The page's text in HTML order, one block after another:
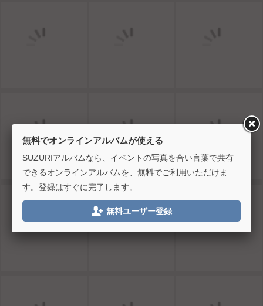
無料でオンラインアルバムが使える
SUZURIアルバムなら、イベントの写真を合い言葉で共有
できるオンラインアルバムを、無料でご利用いただけま
す。登録はすぐに完了します。
 無料ユーザー登録